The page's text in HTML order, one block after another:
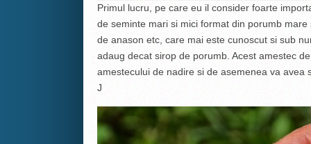
Primul lucru, pe care eu il consider foarte
de seminte mari si mici format din porumb
de anason etc, care mai este cunoscut si sub
adaug decat sirop de porumb. Acest amestec
amestecului de nadire si de asemenea va
J